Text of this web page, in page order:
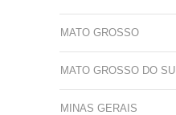
MATO GROSSO
MATO GROSSO DO SUL
MINAS GERAIS